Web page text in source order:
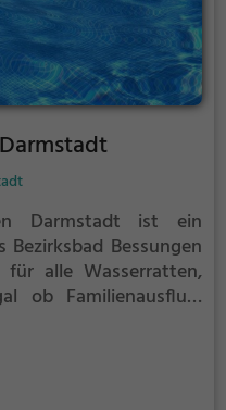
Darmstadt ist ein
Bezirksbad Bessungen
alle Wasserratten,
ob Familienausflug,
kommt jeder